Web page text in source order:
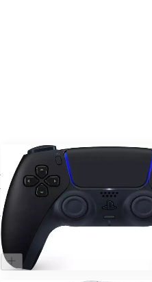
Нет в наличии
Беспроводной контроллер
для Sony PlayStation 5 PS5
полночь
8.000 ₽